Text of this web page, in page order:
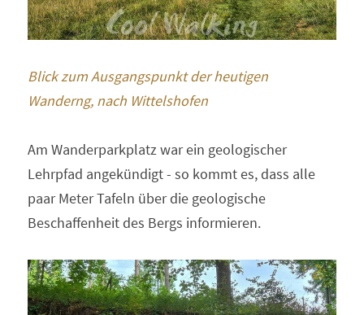
Blick zum Ausgangspunkt der heutigen
Wanderng, nach Wittelshofen
Am Wanderparkplatz war ein geologischer
Lehrpfad angekündigt - so kommt es, dass alle
paar Meter Tafeln über die geologische
Beschaffenheit des Bergs informieren.